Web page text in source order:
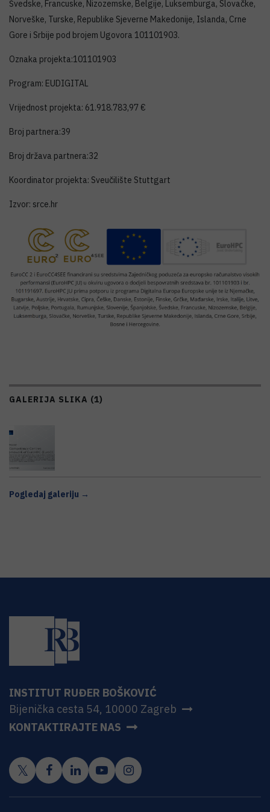
Švedske, Francuske, Nizozemske, Belgije, Luksemburga, Slovačke,
Norveške, Turske, Republike Sjeverne Makedonije, Islanda, Crne
Gore i Srbije pod brojem Ugovora 101101903.
Oznaka projekta:101101903
Program: EUDIGITAL
Vrijednost projekta: 61.918.783,97 €
Broj partnera:39
Broj država partnera:32
Koordinator projekta: Sveučilište Stuttgart
Izvor: srce.hr
GALERIJA SLIKA (1)
Pogledaj galeriju →
INSTITUT RUĐER BOŠKOVIĆ
Bijenička cesta 54, 10000 Zagreb
KONTAKTIRAJTE NAS